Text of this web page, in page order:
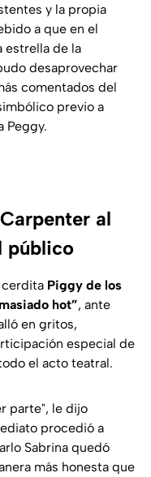
y la propia
a que en el
estrella de la
desaprovechar
comentados del
previo a
Peggy.
al
público
cerdita Piggy de los
hot”, ante
en gritos,
especial de
el acto teatral.
parte", le dijo
procedió a
Sabrina quedó
más honesta que